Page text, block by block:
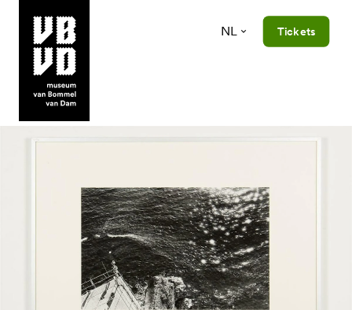
museum van Bommel van Dam
NL Tickets